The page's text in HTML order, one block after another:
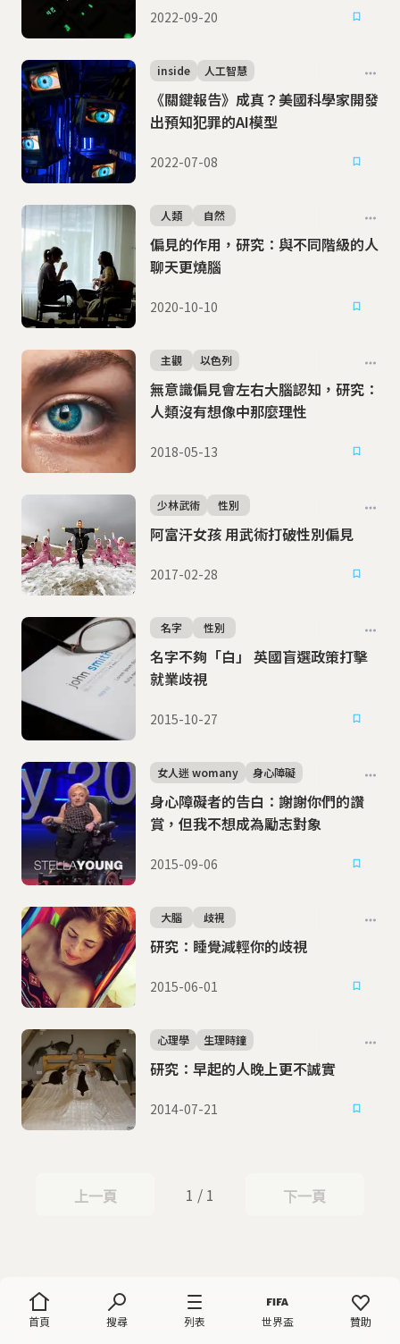
首頁 搜尋 列表 世界盃 贊助
2022-09-20
《關鍵報告》成真？美國科學家開發
出預知犯罪的AI模型
inside 人工智慧
2022-07-08
偏見的作用，研究：與不同階級的人
聊天更燒腦
人類 自然
2020-10-10
無意識偏見會左右大腦認知，研究：
人類沒有想像中那麼理性
主觀 以色列
2018-05-13
阿富汗女孩 用武術打破性別偏見
少林武術 性別
2017-02-28
名字不夠「白」 英國盲選政策打擊
就業歧視
名字 性別
2015-10-27
身心障礙者的告白：謝謝你們的讚
賞，但我不想成為勵志對象
女人迷 womany 身心障礙
2015-09-06
研究：睡覺減輕你的歧視
大腦 歧視
2015-06-01
研究：早起的人晚上更不誠實
心理學 生理時鐘
2014-07-21
上一頁
上一頁 1 / 1 下一頁
下一頁